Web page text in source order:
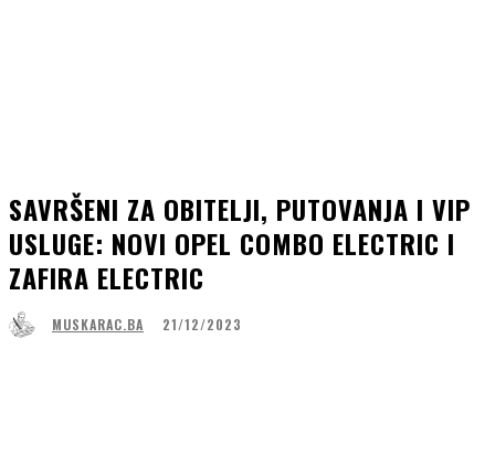
SAVRŠENI ZA OBITELJI, PUTOVANJA I VIP
USLUGE: NOVI OPEL COMBO ELECTRIC I
ZAFIRA ELECTRIC
MUSKARAC.BA 21/12/2023